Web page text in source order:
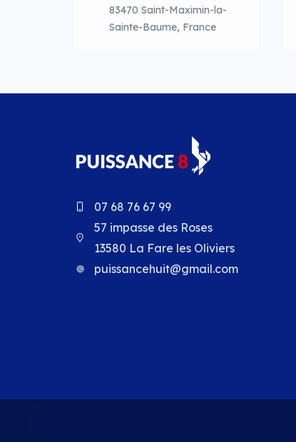
83470 Saint-Maximin-la-
Sainte-Baume, France
07 68 76 67 99
57 impasse des Roses
13580 La Fare les Oliviers
puissancehuit@gmail.com